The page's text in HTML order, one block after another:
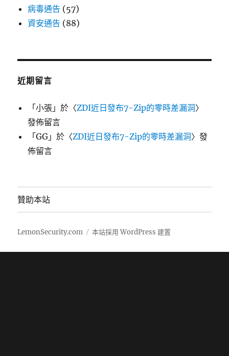
病毒通告 (57)
資安通告 (88)
近期留言
「小張 」於〈ZDI近日發布7-Zip的零時差漏洞〉
發佈留言
「GG 」於〈ZDI近日發布7-Zip的零時差漏洞〉發
佈留言
贊助本站
LemonSecurity.com 本站採用 WordPress 建置